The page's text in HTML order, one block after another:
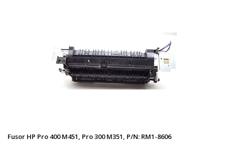
Fusor HP Pro 400 M451, Pro 300 M351, P/N: RM1-8606